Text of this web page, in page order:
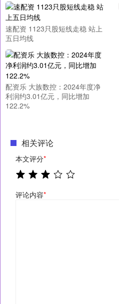
速配资 1123只股短线走稳 站上
五日均线
配资乐 大族数控：2024年度净
利润约3.01亿元，同比增加
122.2%
相关评论
本文评分*
评论内容*